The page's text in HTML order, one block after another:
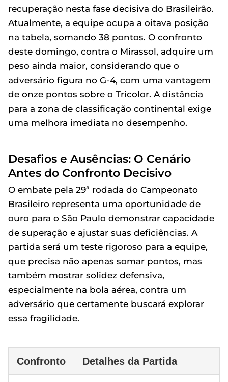
recuperação nesta fase decisiva do Brasileirão.
Atualmente, a equipe ocupa a oitava posição
na tabela, somando 38 pontos. O confronto
deste domingo, contra o Mirassol, adquire um
peso ainda maior, considerando que o
adversário figura no G-4, com uma vantagem
de onze pontos sobre o Tricolor. A distância
para a zona de classificação continental exige
uma melhora imediata no desempenho.
Desafios e Ausências: O Cenário
Antes do Confronto Decisivo
O embate pela 29ª rodada do Campeonato
Brasileiro representa uma oportunidade de
ouro para o São Paulo demonstrar capacidade
de superação e ajustar suas deficiências. A
partida será um teste rigoroso para a equipe,
que precisa não apenas somar pontos, mas
também mostrar solidez defensiva,
especialmente na bola aérea, contra um
adversário que certamente buscará explorar
essa fragilidade.
Confronto Detalhes da Partida